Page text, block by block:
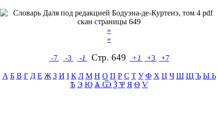
«
»
-7 -3 -1 Cтр. 649 +1 +3 +7
А Б В Г Д Е Ж З И I К Л М Н О П Р С Т У Ф Х Ц Ч Ш Щ Ъ Ы Ь
Ѣ Э Ю Ѧ Ѿ Ѯ Ѱ Я Ѳ Ѵ